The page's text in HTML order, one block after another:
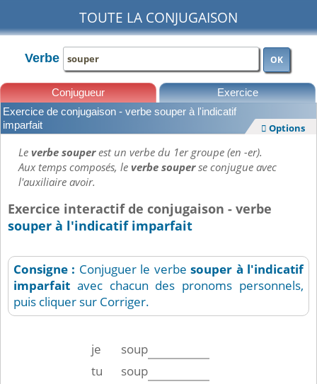
TOUTE LA CONJUGAISON
Verbe OK
Conjugueur Exercice
Leçons
Exercice de conjugaison - verbe souper à l'indicatif
imparfait
 Options
Leverbe souperest un verbe du 1er groupe (en -er).
Aux temps composés, leverbe souperse conjugue avec
l'auxiliaire avoir.
Exercice interactif de conjugaison - verbe
souper à l'indicatif imparfait
Consigne : Conjuguer le verbesouper à l'indicatif
imparfait avec chacun des pronoms personnels,
puis cliquer sur Corriger.
je
soup
tu
soup